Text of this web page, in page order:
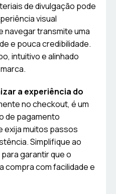
de divulgação pode
visual
navegar transmite uma
e pouca credibilidade.
intuitivo e alinhado
a experiência do
no checkout, é um
de pagamento
exija muitos passos
Simplifique ao
garantir que o
compra com facilidade e